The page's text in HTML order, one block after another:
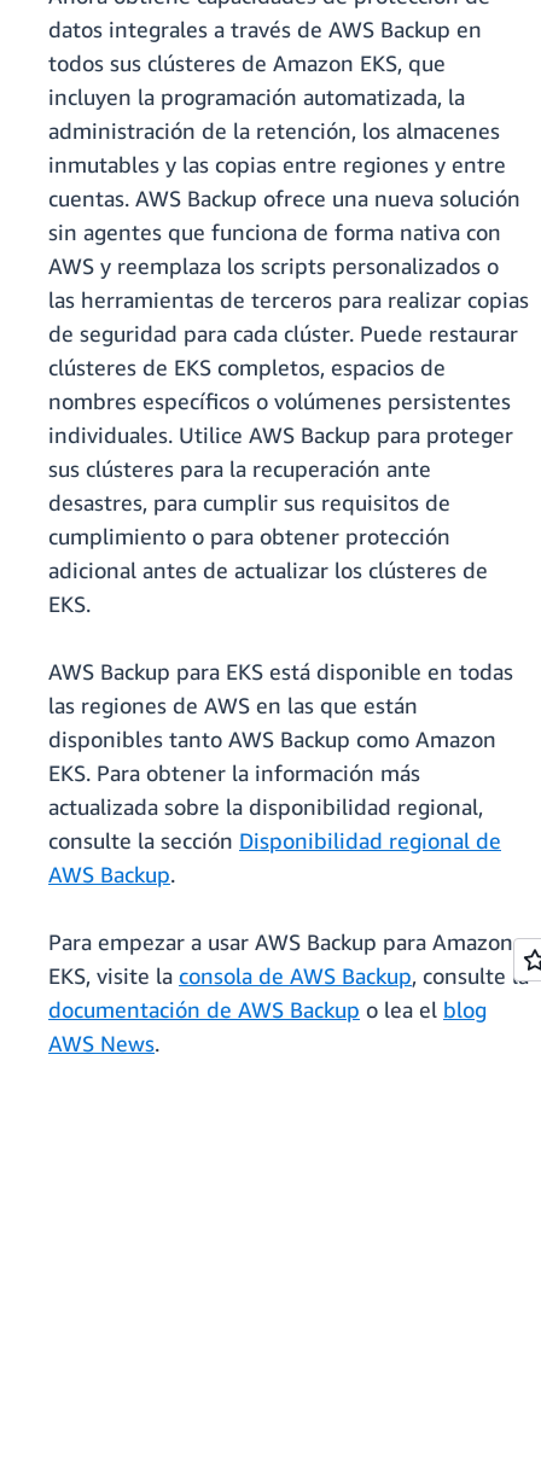
datos integrales a través de AWS Backup en
todos sus clústeres de Amazon EKS, que
incluyen la programación automatizada, la
administración de la retención, los almacenes
inmutables y las copias entre regiones y entre
cuentas. AWS Backup ofrece una nueva solución
sin agentes que funciona de forma nativa con
AWS y reemplaza los scripts personalizados o
las herramientas de terceros para realizar copias
de seguridad para cada clúster. Puede restaurar
clústeres de EKS completos, espacios de
nombres específicos o volúmenes persistentes
individuales. Utilice AWS Backup para proteger
sus clústeres para la recuperación ante
desastres, para cumplir sus requisitos de
cumplimiento o para obtener protección
adicional antes de actualizar los clústeres de
EKS.
AWS Backup para EKS está disponible en todas
las regiones de AWS en las que están
disponibles tanto AWS Backup como Amazon
EKS. Para obtener la información más
actualizada sobre la disponibilidad regional,
consulte la sección Disponibilidad regional de
AWS Backup.
Para empezar a usar AWS Backup para Amazon
EKS, visite la consola de AWS Backup, consulte la
documentación de AWS Backup o lea el blog
AWS News.